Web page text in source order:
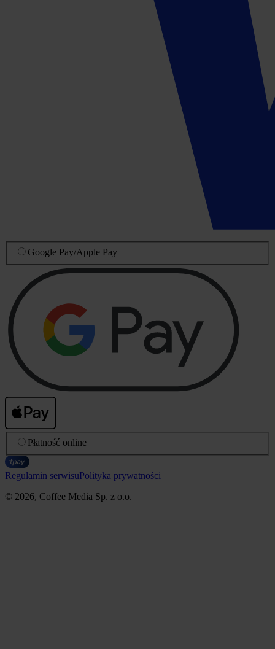
Google Pay/Apple Pay
Płatność online
Regulamin serwisuPolityka prywatności
© 2026, Coffee Media Sp. z o.o.